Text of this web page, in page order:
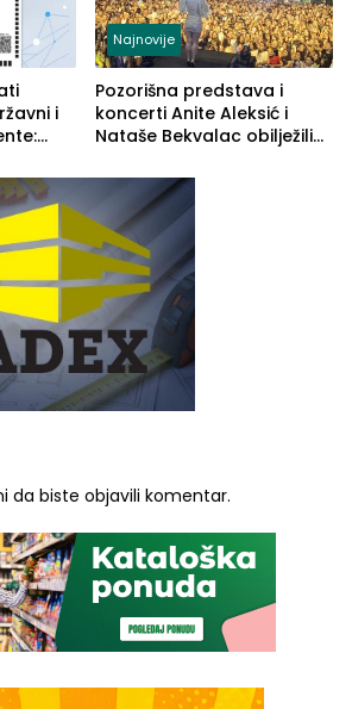
i
Najnovije
Pozorišna predstava i
koncerti Anite Aleksić i
Nataše Bekvalac obilježili
ljeta (FOTO)
da biste objavili komentar.